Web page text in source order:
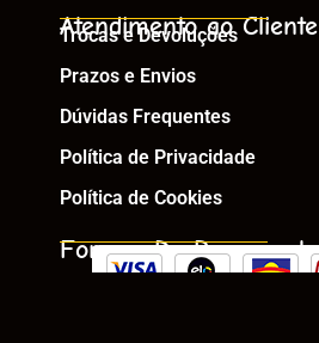
Atendimento ao Cliente
Trocas e Devoluções
Prazos e Envios
Dúvidas Frequentes
Política de Privacidade
Política de Cookies
Formas De Pagamento